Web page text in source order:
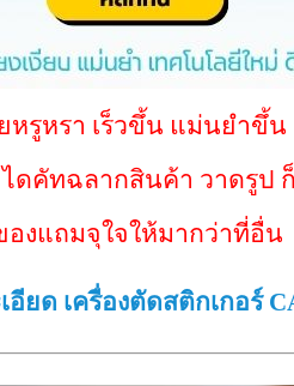
รูหรา เร็วขึ้น แม่นยำขึ้น
ดคัทฉลากสินค้า วาดรูป
องแถมจุใจให้มากว่าที่อื่น
อียด เครื่องตัดสติกเกอร์